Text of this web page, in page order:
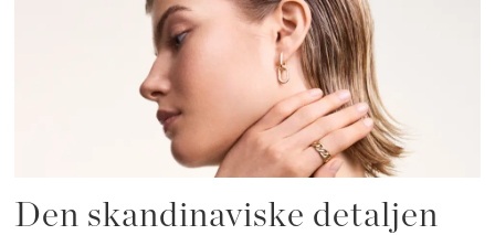
Den skandinaviske detaljen